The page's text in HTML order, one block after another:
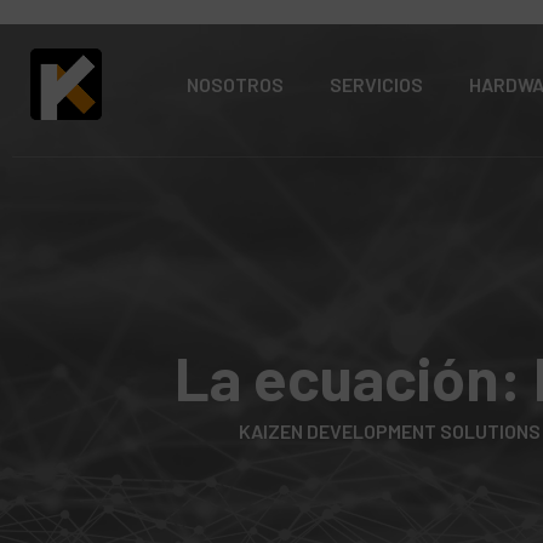
NOSOTROS SERVICIOS
La ecuación:
KAIZEN DEVELOPMENT SOLUTIONS